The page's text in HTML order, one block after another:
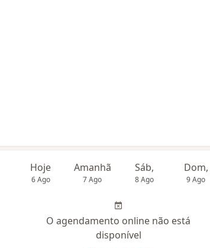
Hoje
6 Ago
Amanhã
7 Ago
Sáb,
8 Ago
Dom,
9 Ago
O agendamento online não está
disponível